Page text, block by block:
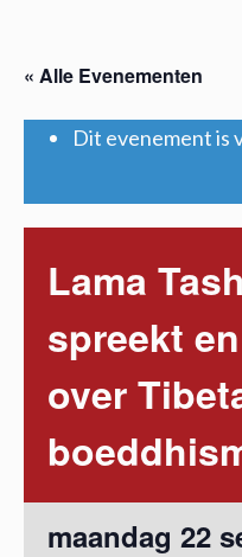
« Alle Evenementen
Dit evenement is
Lama
spreekt
over
maandag 22